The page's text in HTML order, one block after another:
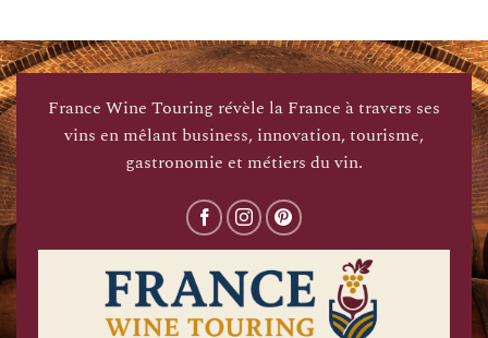
France Wine Touring révèle la France à travers ses
vins en mêlant business, innovation, tourisme,
gastronomie et métiers du vin.